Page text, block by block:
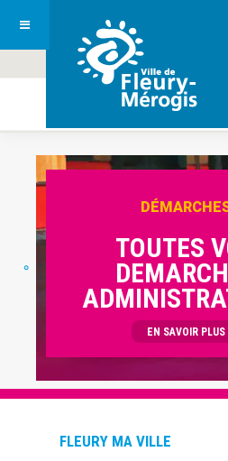
TOUTES
EN SAVOIR PLUS
Vous êtes ici : Accueil
FLEURY MA VILLE